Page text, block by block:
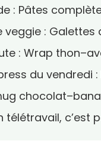
: Pâtes
veggie :
: Wrap
du
télétravail, c’est